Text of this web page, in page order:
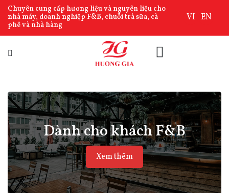
Chuyên cung cấp hương liệu và nguyên liệu cho
nhà máy, doanh nghiệp F&B, chuỗi trà sữa, cà
phê và nhà hàng
VI EN
Dành cho khách F&B
Xem thêm